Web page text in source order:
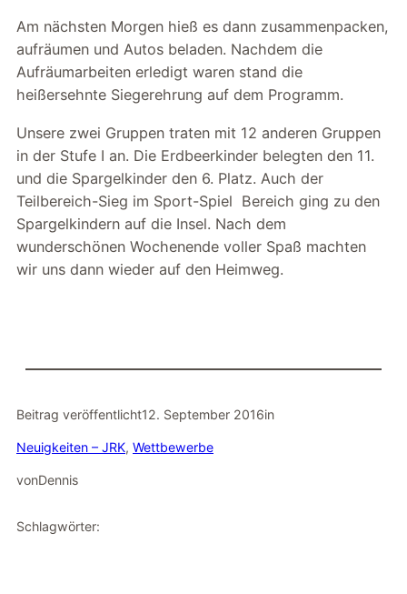
Am nächsten Morgen hieß es dann zusammenpacken,
aufräumen und Autos beladen. Nachdem die
Aufräumarbeiten erledigt waren stand die
heißersehnte Siegerehrung auf dem Programm.
Unsere zwei Gruppen traten mit 12 anderen Gruppen
in der Stufe I an. Die Erdbeerkinder belegten den 11.
und die Spargelkinder den 6. Platz. Auch der
Teilbereich-Sieg im Sport-Spiel Bereich ging zu den
Spargelkindern auf die Insel. Nach dem
wunderschönen Wochenende voller Spaß machten
wir uns dann wieder auf den Heimweg.
Beitrag veröffentlicht12. September 2016in
Neuigkeiten – JRK, Wettbewerbe
vonDennis
Schlagwörter: